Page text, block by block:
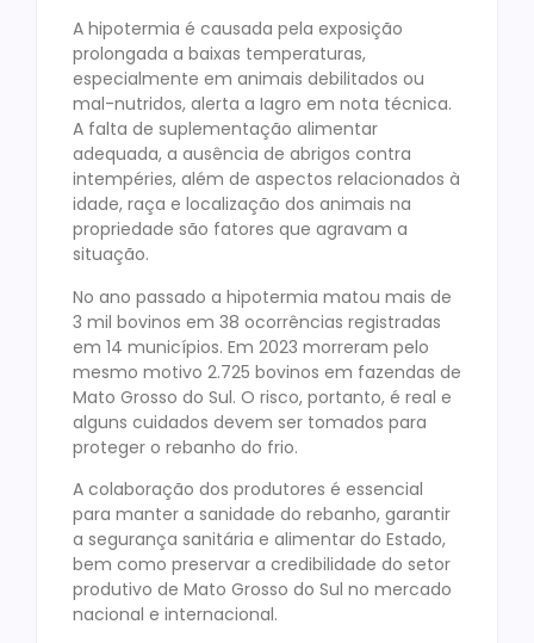
A hipotermia é causada pela exposição
prolongada a baixas temperaturas,
especialmente em animais debilitados ou
mal-nutridos, alerta a Iagro em nota técnica.
A falta de suplementação alimentar
adequada, a ausência de abrigos contra
intempéries, além de aspectos relacionados à
idade, raça e localização dos animais na
propriedade são fatores que agravam a
situação.
No ano passado a hipotermia matou mais de
3 mil bovinos em 38 ocorrências registradas
em 14 municípios. Em 2023 morreram pelo
mesmo motivo 2.725 bovinos em fazendas de
Mato Grosso do Sul. O risco, portanto, é real e
alguns cuidados devem ser tomados para
proteger o rebanho do frio.
A colaboração dos produtores é essencial
para manter a sanidade do rebanho, garantir
a segurança sanitária e alimentar do Estado,
bem como preservar a credibilidade do setor
produtivo de Mato Grosso do Sul no mercado
nacional e internacional.